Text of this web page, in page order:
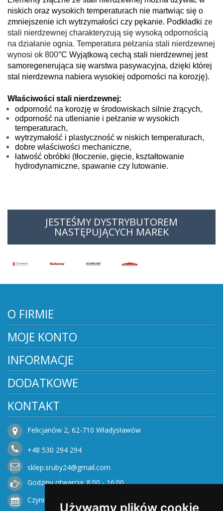
Używamy plików cookie
niskich oraz wysokich temperaturach nie martwiąc się o
zmniejszenie ich wytrzymałości czy pękanie. Podkładki ze
stali nierdzewnej charakteryzują się wysoką odpornością
na działanie ognia. Temperatura pełzania stali nierdzewnej
wynosi ok 800°C Wyjątkową cechą stali nierdzewnej jest
samoregenerująca się warstwa pasywacyjna, dzięki której
stal nierdzewna nabiera wysokiej odporności na korozję).
Właściwości stali nierdzewnej:
odporność na korozję w środowiskach silnie żrących,
odporność na utlenianie i pełzanie w wysokich
temperaturach,
wytrzymałość i plastyczność w niskich temperaturach,
dobre właściwości mechaniczne,
łatwość obróbki (tłoczenie, gięcie, kształtowanie
hydrodynamiczne, spawanie czy lutowanie.
JESTEŚMY DYSTRYBUTOREM
NASTĘPUJĄCYCH MAREK
O FIRMIE
MOJE KONTO
INFORMACJE
DODATKOWE
KONTAKT
Felicjanów 2, 62-710 Władysławów
+48 530 294 294
sklep.sruby24@gmail.com
Godziny otwarcia: 8:00 - 16:00
Czynne od Poniedziałku do Piątku